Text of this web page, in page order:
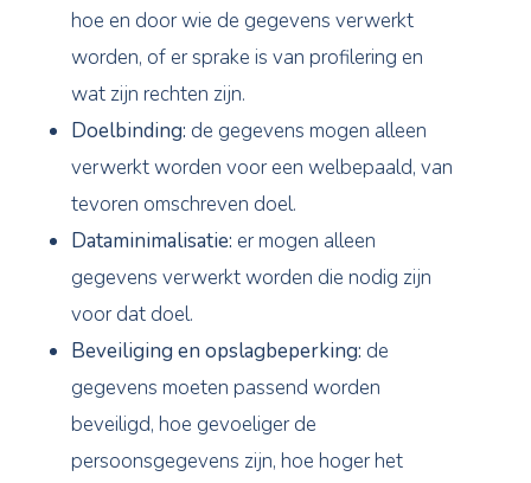
hoe en door wie de gegevens verwerkt
worden, of er sprake is van profilering en
wat zijn rechten zijn.
Doelbinding: de gegevens mogen alleen
verwerkt worden voor een welbepaald, van
tevoren omschreven doel.
Dataminimalisatie: er mogen alleen
gegevens verwerkt worden die nodig zijn
voor dat doel.
Beveiliging en opslagbeperking: de
gegevens moeten passend worden
beveiligd, hoe gevoeliger de
persoonsgegevens zijn, hoe hoger het